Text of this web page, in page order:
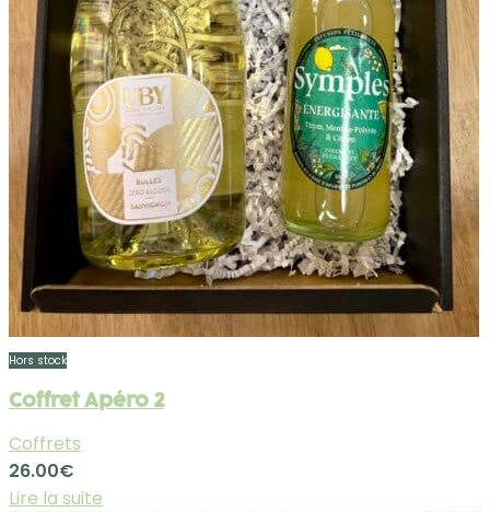
Hors stock
Coffret Apéro 2
Coffrets
26.00€
Lire la suite